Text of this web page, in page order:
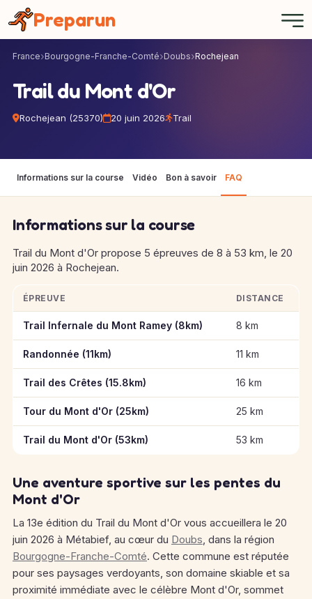
Preparun
France Bourgogne-Franche-Comté Doubs Rochejean
Trail du Mont d'Or
Rochejean (25370) 20 juin 2026 Trail
Informations sur la course Vidéo Bon à savoir FAQ
Informations sur la course
Trail du Mont d'Or propose 5 épreuves de 8 à 53 km, le 20
juin 2026 à Rochejean.
Informations clés des épreuves de Trail du Mont d'Or
ÉPREUVE DISTANCE
Trail Infernale du Mont Ramey (8km) 8 km
Randonnée (11km) 11 km
Trail des Crêtes (15.8km) 16 km
Tour du Mont d'Or (25km) 25 km
Trail du Mont d'Or (53km) 53 km
Une aventure sportive sur les pentes du
Mont d'Or
La 13e édition du Trail du Mont d'Or vous accueillera le 20
juin 2026 à Métabief, au cœur du Doubs, dans la région
Bourgogne-Franche-Comté. Cette commune est réputée
pour ses paysages verdoyants, son domaine skiable et sa
proximité immédiate avec le célèbre Mont d'Or, sommet
Panneau de gestion des cookies